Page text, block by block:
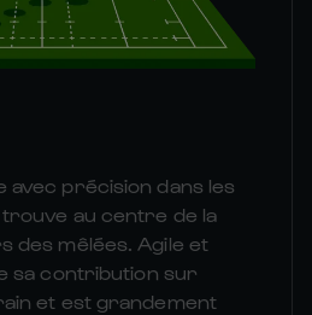
avec précision dans les
au centre de la
des mêlées. Agile et
sa contribution sur
et est grandement